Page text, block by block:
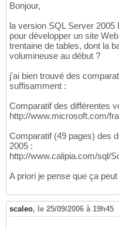
Bonjour,
la version SQL Server
pour développer un site
trentaine de tables, dont la
volumineuse au début ?
j'ai bien trouvé des
suffisamment :
Comparatif des différentes
http://www.microsoft.com/
Comparatif (49 pages) des
2005 :
http://www.calipia.com/sql/
A priori je pense que ça
scaleo, le 25/09/2006 à 19h45